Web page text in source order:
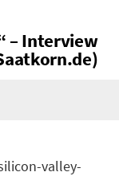
– Interview
valley-